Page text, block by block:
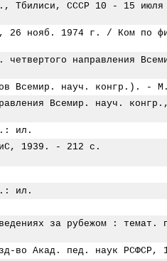
Тбилиси, СССР 10 - 15
26 нояб. 1974 г. / Ком по
направления
Всемир. науч.
Всемир. науч.
ил.
1939. - 212 с.
ил.
за рубежом :
во Акад. пед. наук